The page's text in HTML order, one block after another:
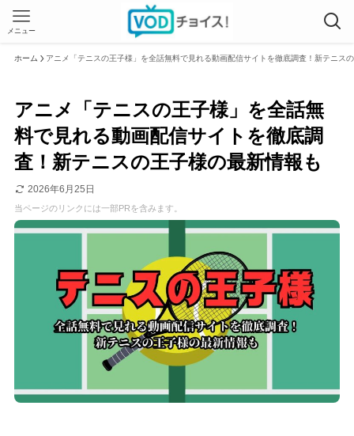
メニュー
ホーム アニメ「テニスの王子様」を全話無料で見れる動画配信サイトを徹底調査！新テニス
アニメ「テニスの王子様」を全話無
料で見れる動画配信サイトを徹底調
査！新テニスの王子様の最新情報も
2026年6月25日
当ページのリンクには一部PRを含みます。